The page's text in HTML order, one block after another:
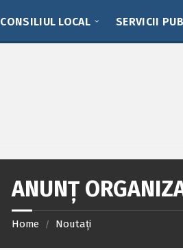
CONSILIUL LOCAL SERVICII
ANUNȚ
Home / Noutați